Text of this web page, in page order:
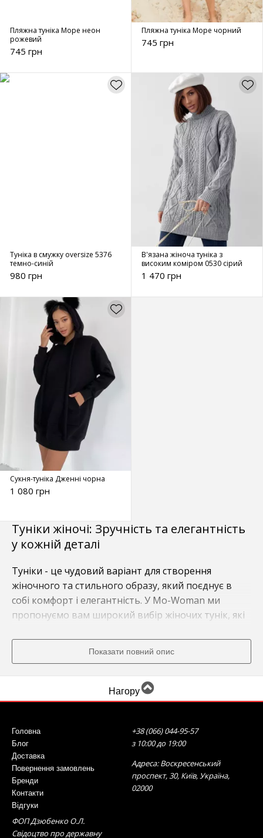
Пляжна туніка Море неон
рожевий
745 грн
Пляжна туніка Море чорний
745 грн
Туніка в смужку oversize 5376
темно-синій
980 грн
В'язана жіноча туніка з
високим коміром 0530 сірий
1 470 грн
Сукня-туніка Дженні чорна
1 080 грн
Туніки жіночі: Зручність та елегантність
у кожній деталі
Туніки - це чудовий варіант для створення
жіночного та стильного образу, який поєднує в
собі комфорт і елегантність. У Mo-Woman ми
пропонуємо вам широкий вибір жіночих тунік, які
жіночність.
Модні жіночі туніки: Тренди сезону в
тунік - від класичних до більш екстравагантних. Ви
зможете знайти туніку, яка відповідає вашому
стилю та додасть оригінальності вашому образу.
Плаття туніка жіноча: Вдале поєднання
стилю та зручності
Однією з популярних моделей у нашому
Показати повний опис
Нагору
Головна
Блог
Доставка
Повернення замовлень
Бренди
Контакти
Відгуки
+38 (066) 044-95-57
з 10:00 до 19:00
Адреса: Воскресенський
проспект, 30, Київ, Україна,
02000
ФОП Дзюбенко О.Л.
Свідоцтво про державну